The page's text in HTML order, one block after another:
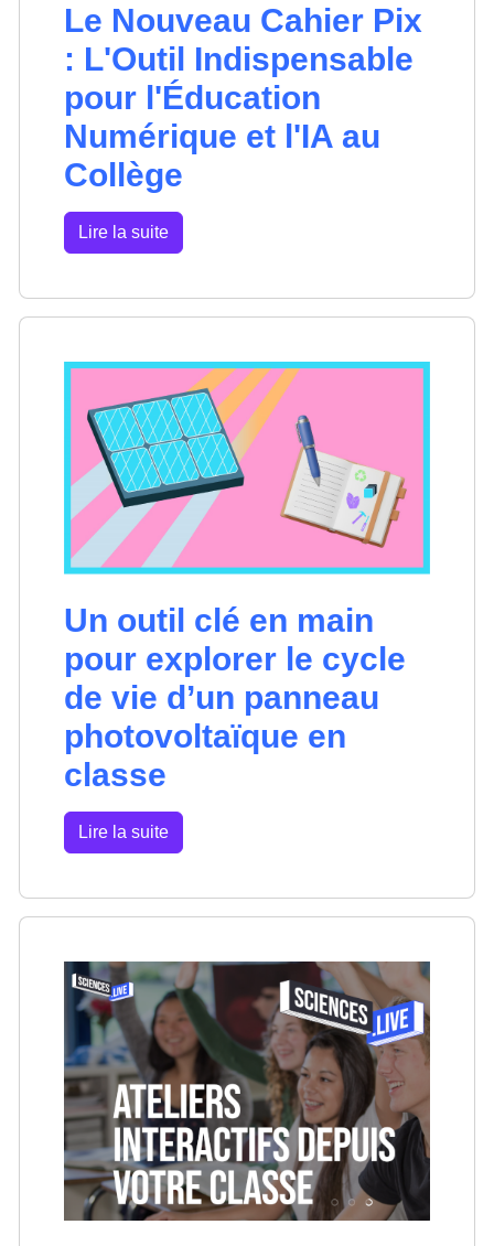
Le Nouveau Cahier Pix
: L'Outil Indispensable
pour l'Éducation
Numérique et l'IA au
Collège
Lire la suite
Un outil clé en main
pour explorer le cycle
de vie d’un panneau
photovoltaïque en
classe
Lire la suite